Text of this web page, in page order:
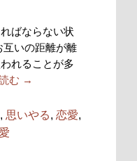
ばならない状
互いの距離が離
れることが多
む →
, 思いやる, 恋愛,